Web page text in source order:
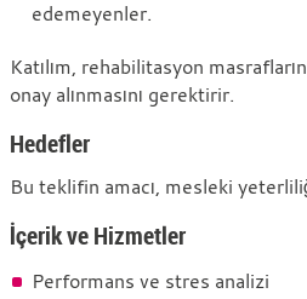
edemeyenler.
Katılım, rehabilitasyon
onay alınmasını gerektirir.
Hedefler
Bu teklifin amacı, mesleki
İçerik ve Hizmetler
Performans ve stres analizi